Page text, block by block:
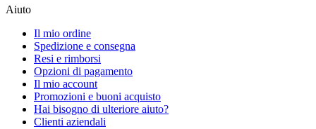
Aiuto
Il mio ordine
Spedizione e consegna
Resi e rimborsi
Opzioni di pagamento
Il mio account
Promozioni e buoni acquisto
Hai bisogno di ulteriore aiuto?
Clienti aziendali